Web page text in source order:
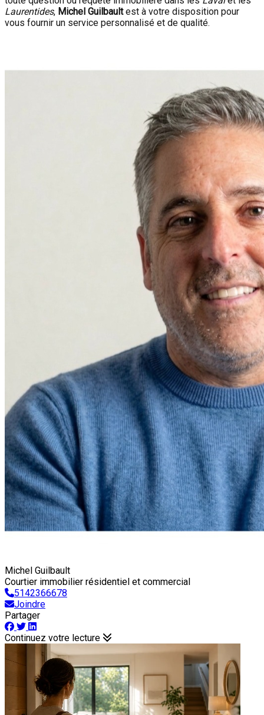
Laurentides, Michel Guilbaultest à votre disposition pour
vous fournir un service personnalisé et de qualité.
Michel Guilbault
Courtier immobilier résidentiel et commercial
5142366678
Joindre
Partager
Continuez votre lecture